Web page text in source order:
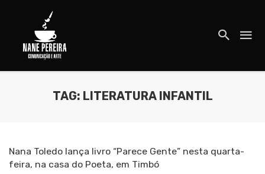
TAG: LITERATURA INFANTIL
Nana Toledo lança livro “Parece Gente” nesta quarta-
feira, na casa do Poeta, em Timbó